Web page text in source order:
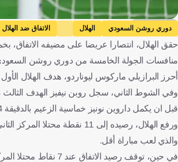
Getty Images
دوري روشن السعودي الهلال الاتفاق ضد الهلال
حقق الهلال، انتصارا عريضا على مضيفه الاتفاق،
منافسات الجولة الخامسة من دوري روشن
أحرز البرازيلي ماركوس ليوناردو، هدف الهلال الأول بالدقيقة 23، وأضاف الأوروجواياني داروين نونيز، الهدف الثاني
قبل ان يكمل داروين نونيز خماسية الزعيم بالدقيقة 74.
ورفع الهلال، رصيده إلى 11
والذي لعب مباراة أقل.
في حين، توقف رصيد الاتفاق عند 7 نقاط محتلا المركز العاشر.